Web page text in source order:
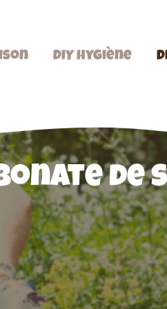
DIY hygiène
de